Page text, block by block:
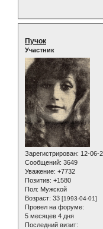
Пучок
Участник
Зарегистрирован: 12-06-
Сообщений: 3649
Уважение: +7732
Позитив: +1580
Пол: Мужской
Возраст: 33 [1993-04-01]
Провел на форуме:
5 месяцев 4 дня
Последний визит: